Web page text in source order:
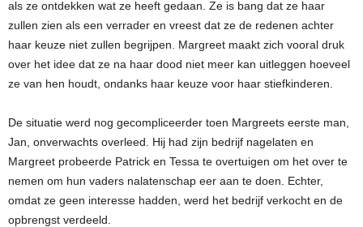
als ze ontdekken wat ze heeft gedaan. Ze is bang dat ze haar
zullen zien als een verrader en vreest dat ze de redenen achter
haar keuze niet zullen begrijpen. Margreet maakt zich vooral druk
over het idee dat ze na haar dood niet meer kan uitleggen hoeveel
ze van hen houdt, ondanks haar keuze voor haar stiefkinderen.
De situatie werd nog gecompliceerder toen Margreets eerste man,
Jan, onverwachts overleed. Hij had zijn bedrijf nagelaten en
Margreet probeerde Patrick en Tessa te overtuigen om het over te
nemen om hun vaders nalatenschap eer aan te doen. Echter,
omdat ze geen interesse hadden, werd het bedrijf verkocht en de
opbrengst verdeeld.